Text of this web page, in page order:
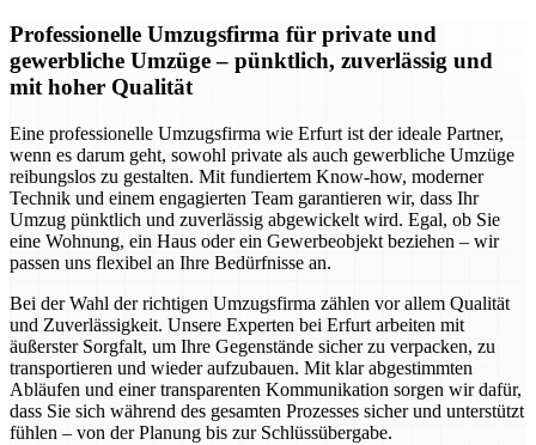
Professionelle Umzugsfirma für private und
gewerbliche Umzüge – pünktlich, zuverlässig und
mit hoher Qualität
Eine professionelle Umzugsfirma wie Erfurt ist der ideale Partner,
wenn es darum geht, sowohl private als auch gewerbliche Umzüge
reibungslos zu gestalten. Mit fundiertem Know-how, moderner
Technik und einem engagierten Team garantieren wir, dass Ihr
Umzug pünktlich und zuverlässig abgewickelt wird. Egal, ob Sie
eine Wohnung, ein Haus oder ein Gewerbeobjekt beziehen – wir
passen uns flexibel an Ihre Bedürfnisse an.
Bei der Wahl der richtigen Umzugsfirma zählen vor allem Qualität
und Zuverlässigkeit. Unsere Experten bei Erfurt arbeiten mit
äußerster Sorgfalt, um Ihre Gegenstände sicher zu verpacken, zu
transportieren und wieder aufzubauen. Mit klar abgestimmten
Abläufen und einer transparenten Kommunikation sorgen wir dafür,
dass Sie sich während des gesamten Prozesses sicher und unterstützt
fühlen – von der Planung bis zur Schlüssübergabe.